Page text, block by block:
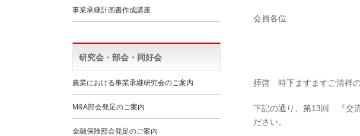
会員各位
拝啓 時下ますますご清祥の
下記の通り、第13回 『交
ださい。
事業承継計画書作成講座
研究会・部会・同好会
農業における事業承継研究会のご案内
M&A部会発足のご案内
金融保険部会発足のご案内